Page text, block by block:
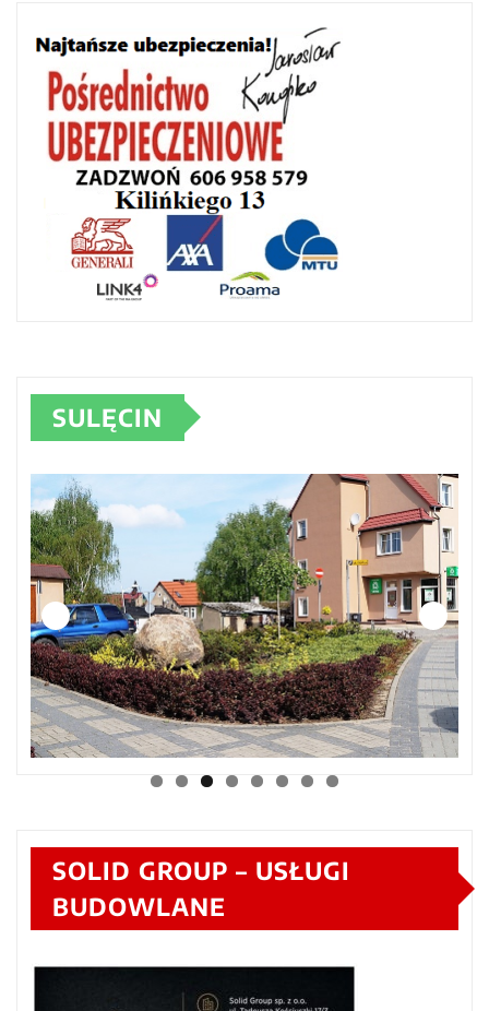
SULĘCIN
SOLID GROUP – USŁUGI
BUDOWLANE